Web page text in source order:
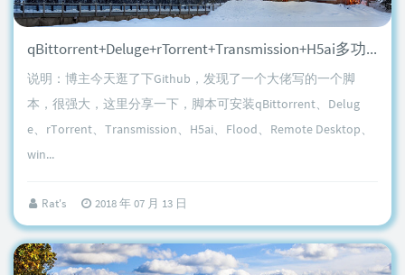
qBittorrent+Deluge+rTorrent+Transmission+H5ai多功能一键脚本
说明：博主今天逛了下Github，发现了一个大佬写的一个脚
本，很强大，这里分享一下，脚本可安装qBittorrent、Delug
e、rTorrent、Transmission、H5ai、Flood、Remote Desktop、
win...
Rat's 2018 年 07 月 13 日